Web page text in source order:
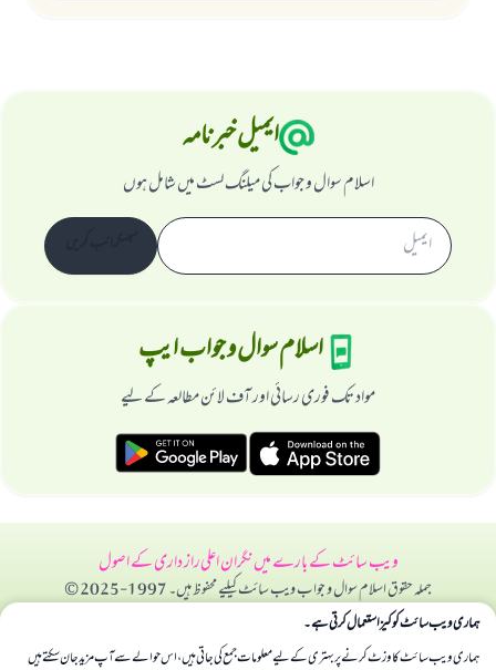
ایمیل خبرنامہ
اسلام سوال و جواب کی میلنگ لسٹ میں شامل ہوں
اسلام سوال و جواب ایپ
مواد تک فوری رسائی اور آف لائن مطالعہ کے لیے
ویب سائٹ کے بارے میںنگران اعلیراز داری کے اصول
جملہ حقوق اسلام سوال و جواب ویب سائٹ کیلیے محفوظ ہیں۔ 1997-2025 ©
ہماری ویب سائٹ کوکیز استعمال کرتی ہے۔
ہماری ویب سائٹ کا وزٹ کرنے پر بہتری کے لیے معلومات جمع کی جاتی ہیں، اس حوالے سے آپ مزید جان سکتے ہیں